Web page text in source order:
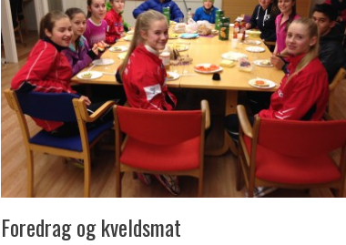
Foredrag og kveldsmat